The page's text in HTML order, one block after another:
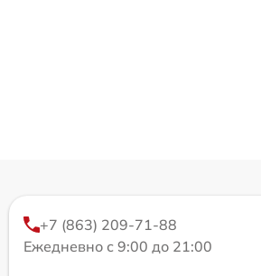
+7 (863) 209-71-88
Ежедневно с 9:00 до 21:00